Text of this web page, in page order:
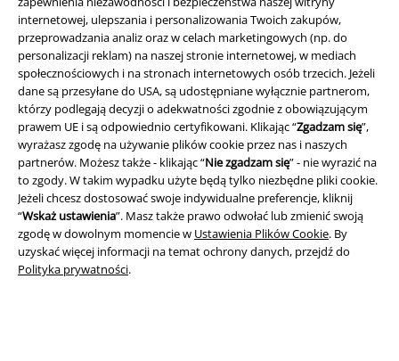
internetowej, ulepszania i personalizowania Twoich zakupów,
przeprowadzania analiz oraz w celach marketingowych (np. do
personalizacji reklam) na naszej stronie internetowej, w mediach
społecznościowych i na stronach internetowych osób trzecich. Jeżeli
dane są przesyłane do USA, są udostępniane wyłącznie partnerom,
którzy podlegają decyzji o adekwatności zgodnie z obowiązującym
prawem UE i są odpowiednio certyfikowani. Klikając “Zgadzam się”,
wyrażasz zgodę na używanie plików cookie przez nas i naszych
partnerów. Możesz także - klikając “Nie zgadzam się” - nie wyrazić na
to zgody. W takim wypadku użyte będą tylko niezbędne pliki cookie.
Jeżeli chcesz dostosować swoje indywidualne preferencje, kliknij
“Wskaż ustawienia”. Masz także prawo odwołać lub zmienić swoją
zgodę w dowolnym momencie w Ustawienia Plików Cookie. By
uzyskać więcej informacji na temat ochrony danych, przejdź do
Polityka prywatności.
A Warner Music Group Company